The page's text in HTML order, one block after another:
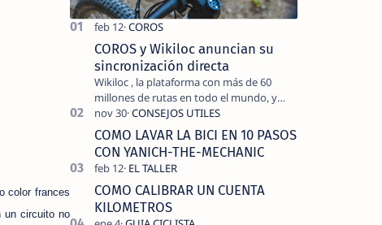
color frances
un circuito no
COROS y Wikiloc anuncian su
sincronización directa
Wikiloc , la plataforma con más de 60
millones de rutas en todo el mundo, y
COROS , marca de dispositivos GPS
reconocida mundialmente por su
tecnolo…
COMO LAVAR LA BICI EN 10 PASOS
CON YANICH-THE-MECHANIC
COMO CALIBRAR UN CUENTA
KILOMETROS